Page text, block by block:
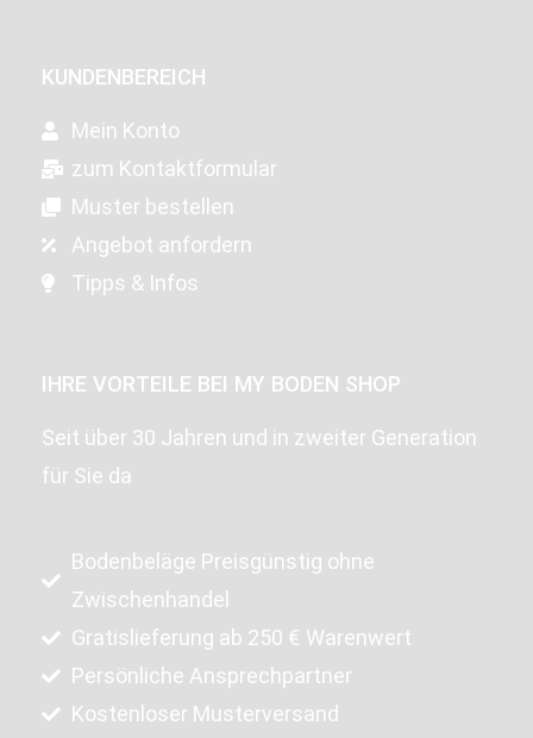
KUNDENBEREICH
Mein Konto
zum Kontaktformular
Muster bestellen
Angebot anfordern
Tipps & Infos
IHRE VORTEILE BEI MY BODEN SHOP
Seit über 30 Jahren und in zweiter Generation
für Sie da
Bodenbeläge Preisgünstig ohne
Zwischenhandel
Gratislieferung ab 250 € Warenwert
Persönliche Ansprechpartner
Kostenloser Musterversand